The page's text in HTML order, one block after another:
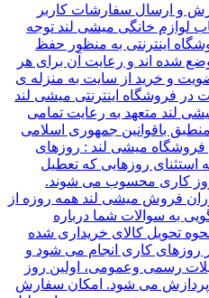
و ارسال سفارشات کاربر
لوازم خانگی میشی لند توجه
اینترنتی به منظور حفظ
شده اند و رعایت آن برای هر
و خرید از سایت به منزله ی
فروشگاه اینترنتی میشی لند
لند متعهد به رعایت تمامی
باقوانین جمهوری اسلامی
میشی لند : روزهای
استثنای روزهایی که تعطیل
کاری محسوب می شوند.
فروش میشی لند همه روزه از
پاسخگویی به سوالات شما درباره
تحویل کالای خریداری شده
کاری انجام می شود و
رسمی وعمومی، اولین روز
پردازش می شود. امکان سفارش